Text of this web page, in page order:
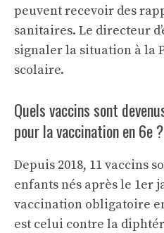
peuvent recevoir des
sanitaires. Le directeur
signaler la situation à la
scolaire.
Quels vaccins sont
pour la vaccination en 6e ?
Depuis 2018, 11 vaccins
enfants nés après le 1er
vaccination obligatoire
est celui contre la